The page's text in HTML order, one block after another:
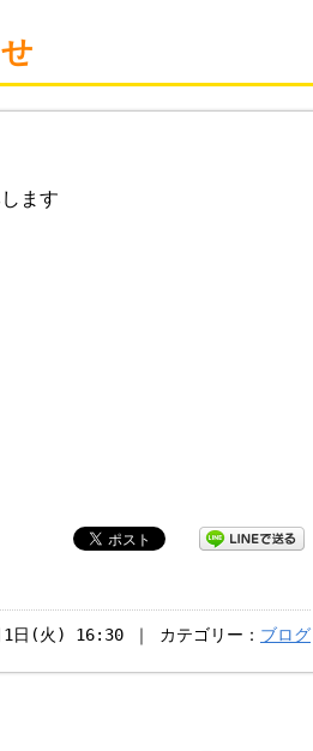
ます
1日(火) 16:30 ｜ カテゴリー： ブログ